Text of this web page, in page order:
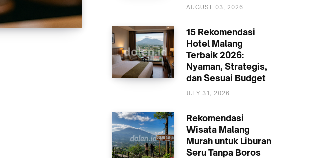
AUGUST 03, 2026
AKOMODASI
15 Rekomendasi
Hotel Malang
Terbaik 2026:
Nyaman, Strategis,
dan Sesuai Budget
JULY 31, 2026
Rekomendasi
Wisata Malang
Murah untuk Liburan
Seru Tanpa Boros